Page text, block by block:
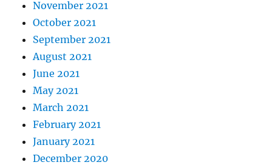
November 2021
October 2021
September 2021
August 2021
June 2021
May 2021
March 2021
February 2021
January 2021
December 2020